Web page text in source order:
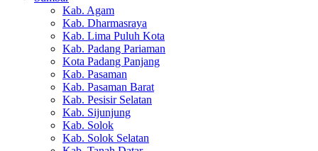
Kab. Agam
Kab. Dharmasraya
Kab. Lima Puluh Kota
Kab. Padang Pariaman
Kota Padang Panjang
Kab. Pasaman
Kab. Pasaman Barat
Kab. Pesisir Selatan
Kab. Sijunjung
Kab. Solok
Kab. Solok Selatan